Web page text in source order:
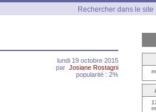
Rechercher dans le site
lundi 19 octobre 2015
par Josiane Rostagni
popularité : 2%